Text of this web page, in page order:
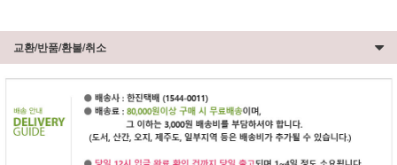
교환/반품/환불/취소